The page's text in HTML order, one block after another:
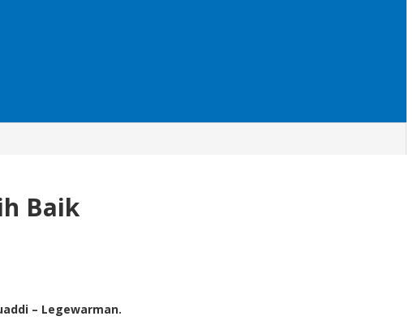
Baik
– Legewarman.